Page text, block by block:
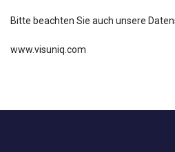
Bitte beachten Sie auch unsere
www.visuniq.com